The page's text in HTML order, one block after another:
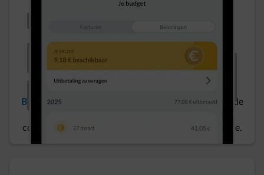
Bespaar​ door je wagen automatisch op te laden op de
contract, laadvoorkeuren en zonne-energieproductie.​